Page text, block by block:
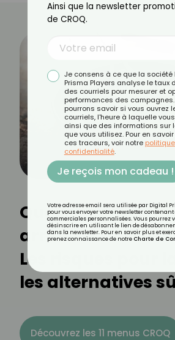
Quelles poêles
arrêter d’utiliser
Les risques pour
les alternatives
Découvrez les 11 menus CROQ
Ainsi que la newsletter
de CROQ.
Je consens à ce que la société
Prisma Players analyse le taux
des courriels pour mesurer et
performances des campagnes.
pourrons savoir si vous ouvrez
courriels, l'heure à laquelle
ainsi que des informations sur
que vous utilisez. Pour en
ces traceurs, voir notre
confidentialité.
Je reçois mon cadeau !
Votre adresse email sera utilisée par Digital
pour vous envoyer votre newsletter contenant
commerciales personnalisées. Vous pourrez
désinscrire en utilisant le lien de
dans la newsletter. Pour en savoir plus et
prenez connaissance de notre Charte de